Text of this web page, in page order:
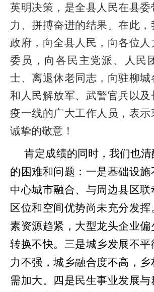
英明决策，是全县人民在县委
力、拼搏奋进的结果。在此，
政府，向全县人民，向各位
委员，向各民主党派、人民
士、离退休老同志，向驻柳城
和人民解放军、武警官兵以
疫一线的广大工作人员，表示
诚挚的敬意！
肯定成绩的同时，我们也清
的困难和问题：一是基础设
中心城市融合、与周边县区联
区位和空间优势尚未充分发
素资源趋紧，大型龙头企业
转换不快。三是城乡发展不平
力不强，城乡融合度不高，乡
需加大。四是民生事业发展